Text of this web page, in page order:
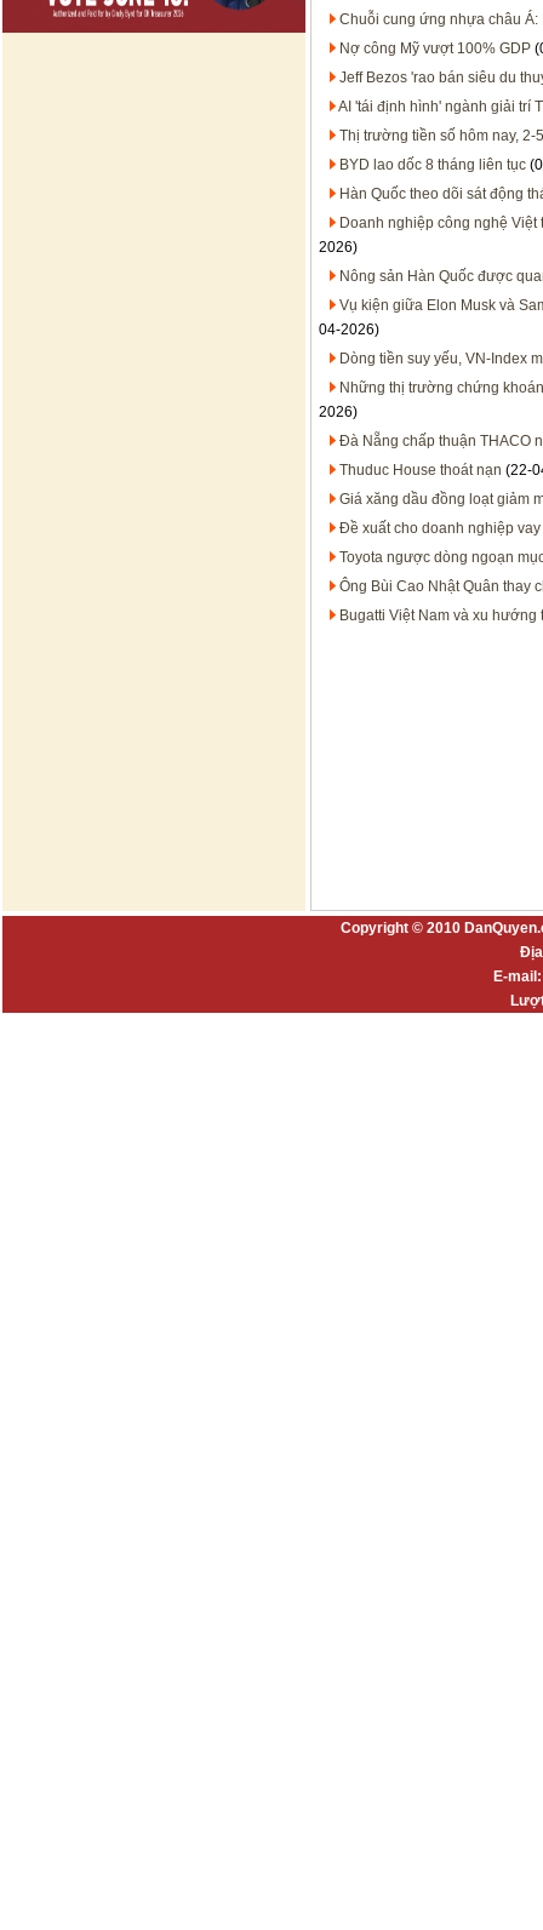
Chuỗi cung ứng nhựa châu
Nợ công Mỹ vượt 100% GDP
Jeff Bezos 'rao bán siêu du
AI 'tái định hình' ngành giải trí
Thị trường tiền số hôm nay,
BYD lao dốc 8 tháng liên tục
Hàn Quốc theo dõi sát động
Doanh nghiệp công nghệ
2026)
Nông sản Hàn Quốc được
Vụ kiện giữa Elon Musk và
04-2026)
Dòng tiền suy yếu, VN-Index
Những thị trường chứng
2026)
Đà Nẵng chấp thuận THACO
Thuduc House thoát nạn (22-
Giá xăng dầu đồng loạt giảm
Đề xuất cho doanh nghiệp
Toyota ngược dòng ngoạn
Ông Bùi Cao Nhật Quân thay
Bugatti Việt Nam và xu
Copyright © 2010
E-